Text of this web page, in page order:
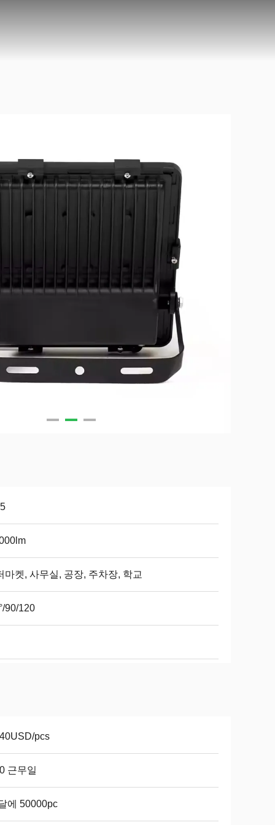
마켓, 사무실, 공장, 주차장, 학교
90/120
pcs
근무일
에 50000pc